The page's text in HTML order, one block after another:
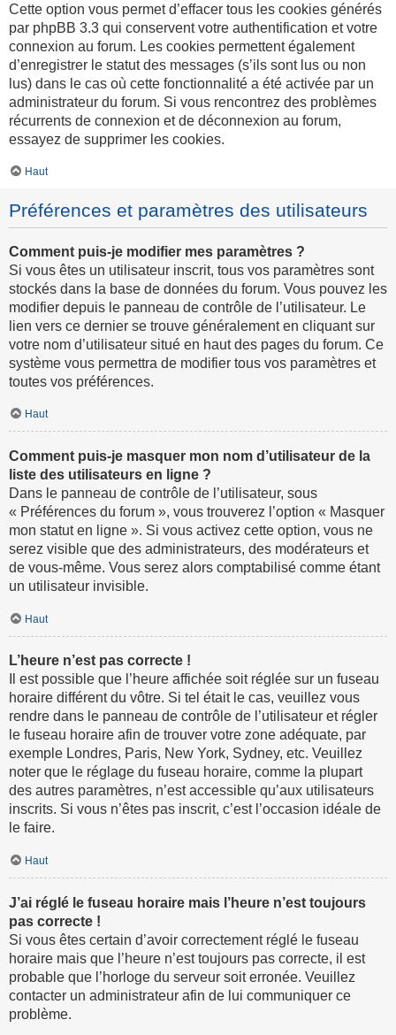
Cette option vous permet d’effacer tous les cookies générés
par phpBB 3.3 qui conservent votre authentification et votre
connexion au forum. Les cookies permettent également
d’enregistrer le statut des messages (s’ils sont lus ou non
lus) dans le cas où cette fonctionnalité a été activée par un
administrateur du forum. Si vous rencontrez des problèmes
récurrents de connexion et de déconnexion au forum,
essayez de supprimer les cookies.
Haut
Préférences et paramètres des utilisateurs
Comment puis-je modifier mes paramètres ?
Si vous êtes un utilisateur inscrit, tous vos paramètres sont
stockés dans la base de données du forum. Vous pouvez les
modifier depuis le panneau de contrôle de l’utilisateur. Le
lien vers ce dernier se trouve généralement en cliquant sur
votre nom d’utilisateur situé en haut des pages du forum. Ce
système vous permettra de modifier tous vos paramètres et
toutes vos préférences.
Haut
Comment puis-je masquer mon nom d’utilisateur de la
liste des utilisateurs en ligne ?
Dans le panneau de contrôle de l’utilisateur, sous
« Préférences du forum », vous trouverez l’option « Masquer
mon statut en ligne ». Si vous activez cette option, vous ne
serez visible que des administrateurs, des modérateurs et
de vous-même. Vous serez alors comptabilisé comme étant
un utilisateur invisible.
Haut
L’heure n’est pas correcte !
Il est possible que l’heure affichée soit réglée sur un fuseau
horaire différent du vôtre. Si tel était le cas, veuillez vous
rendre dans le panneau de contrôle de l’utilisateur et régler
le fuseau horaire afin de trouver votre zone adéquate, par
exemple Londres, Paris, New York, Sydney, etc. Veuillez
noter que le réglage du fuseau horaire, comme la plupart
des autres paramètres, n’est accessible qu’aux utilisateurs
inscrits. Si vous n’êtes pas inscrit, c’est l’occasion idéale de
le faire.
Haut
J’ai réglé le fuseau horaire mais l’heure n’est toujours
pas correcte !
Si vous êtes certain d’avoir correctement réglé le fuseau
horaire mais que l’heure n’est toujours pas correcte, il est
probable que l’horloge du serveur soit erronée. Veuillez
contacter un administrateur afin de lui communiquer ce
problème.